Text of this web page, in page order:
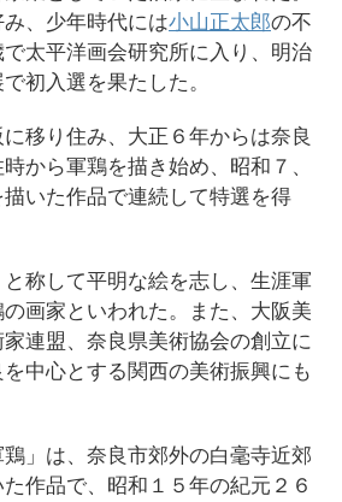
、少年時代には小山正太郎の不
太平洋画会研究所に入り、明治
初入選を果たした。
移り住み、大正６年からは奈良
から軍鶏を描き始め、昭和７、
いた作品で連続して特選を得
称して平明な絵を志し、生涯軍
画家といわれた。また、大阪美
連盟、奈良県美術協会の創立に
中心とする関西の美術振興にも
」は、奈良市郊外の白毫寺近郊
作品で、昭和１５年の紀元２６